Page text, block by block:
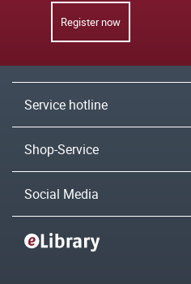
Register now
Service hotline
Shop-Service
Social Media